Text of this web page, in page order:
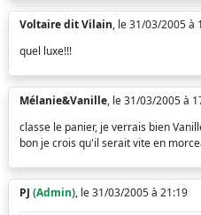
Voltaire dit Vilain, le 31/03/2005 à
quel luxe!!!
Mélanie&Vanille, le 31/03/2005 à
classe le panier, je verrais bien
bon je crois qu'il serait vite en
PJ (Admin), le 31/03/2005 à 21:19